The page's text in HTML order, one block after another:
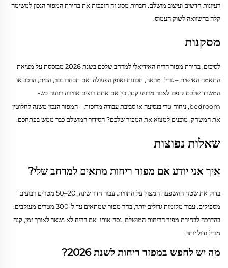
רעיונות חדשים ועיצוב מושלם. חברות מסוג זה הופכות את בחירת המפזר הנכון למשימה
קלה בהשוואה לשוק העמוס.
מסקנות
לסיכום, בחירת מפזר הריח האידיאלי למרחב שלכם בשנת 2026 מבוססת על מציאת
התאמה האישית – גודל, מראה, תכונות ואופן הפעולה. אם תבחרו נכון, הבית, הרכב או
המשרד שלכם יהפכו לאזור מרגיע קטן. בין אם אתם רוצים אווירה רגועה בש-
bedroom, ניחוח טרי בנסיעה או סביבת עבודה מרוכזת – המפזר הנכון משנה לחלוטין
את המשחק. מוכנים למצוא את המפזר שלכם? הסידור המושלם כבר ממש בפתחכם.
שאלות נפוצות
איך אני יודע אם מפזר ריחות מתאים למרחב שלי?
בדוק את שטח ההשפעה המצוין על התווית. עבור חדר שינה, 20–50 מטרים רבועים
מספיקים. עבור מקומות גדולים יותר, בחר מפזר שמתאים עד ל-300 מטרים מעוקבים.
בהדרכה לבחירת מפזר הריחות המושלם, נסה אותו. אם הריח לא נשאר לאורך זמן, קנה
מודל גדול יותר.
מה יש לחפש במפזר ריחות לשנת 2026?